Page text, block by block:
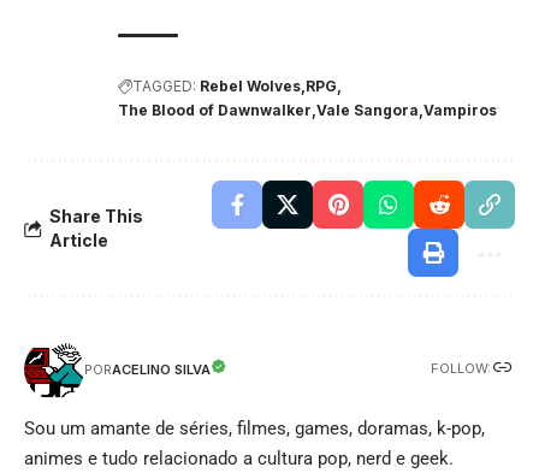
TAGGED: Rebel Wolves RPG
The Blood of Dawnwalker Vale Sangora Vampiros
Share This
Article
PORACELINO SILVA FOLLOW:
Sou um amante de séries, filmes, games, doramas, k-pop,
animes e tudo relacionado a cultura pop, nerd e geek.